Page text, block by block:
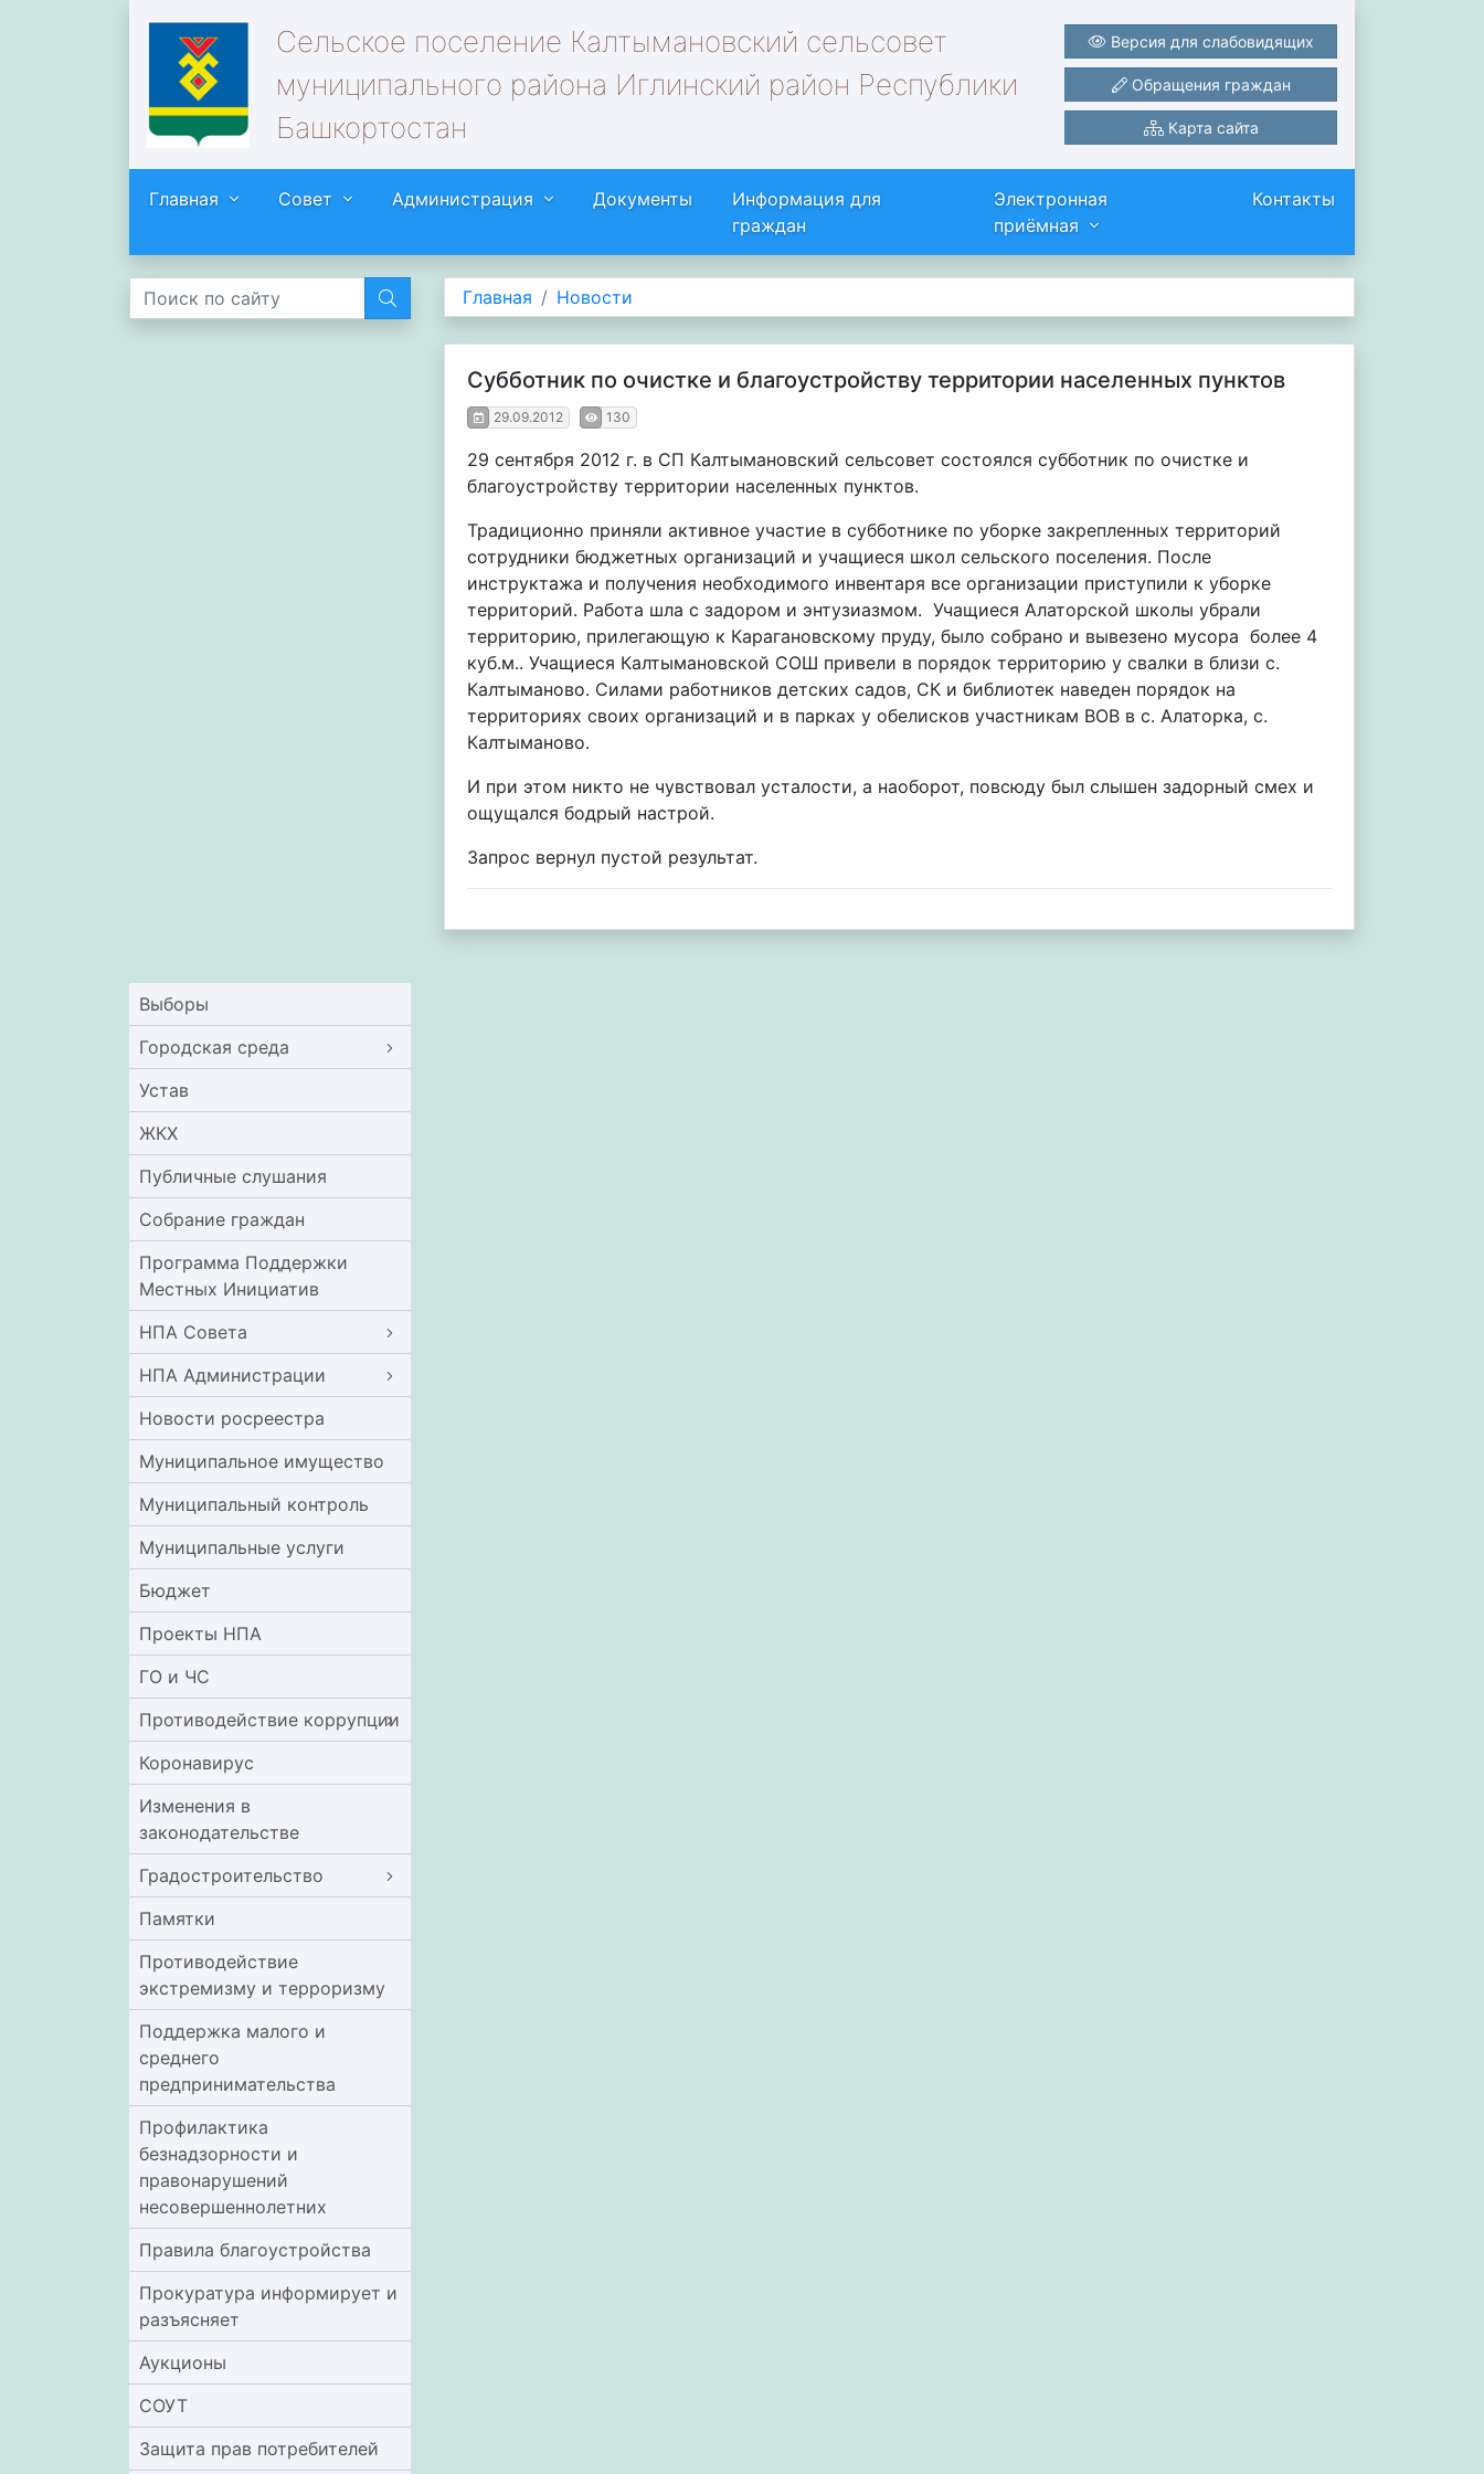
Сельское поселение Калтымановский сельсовет
муниципального района Иглинский район Республики
Башкортостан
Версия для слабовидящих
Обращения граждан
Карта сайта
Главная Совет Администрация Документы
Информация для
граждан
Электронная
приёмная
Контакты
Выборы
Городская среда
Устав
ЖКХ
Публичные слушания
Собрание граждан
Программа Поддержки
Местных Инициатив
НПА Совета
НПА Администрации
Новости росреестра
Муниципальное имущество
Муниципальный контроль
Муниципальные услуги
Бюджет
Проекты НПА
ГО и ЧС
Противодействие коррупции
Коронавирус
Изменения в
законодательстве
Градостроительство
Памятки
Противодействие
экстремизму и терроризму
Поддержка малого и
среднего
предпринимательства
Профилактика
безнадзорности и
правонарушений
несовершеннолетних
Правила благоустройства
Прокуратура информирует и
разъясняет
Аукционы
СОУТ
Защита прав потребителей
Главная Новости
Субботник по очистке и благоустройству территории населенных пунктов
29.09.2012 130
29 сентября 2012 г. в СП Калтымановский сельсовет состоялся субботник по очистке и
благоустройству территории населенных пунктов.
Традиционно приняли активное участие в субботнике по уборке закрепленных территорий
сотрудники бюджетных организаций и учащиеся школ сельского поселения. После
инструктажа и получения необходимого инвентаря все организации приступили к уборке
территорий. Работа шла с задором и энтузиазмом. Учащиеся Алаторской школы убрали
территорию, прилегающую к Карагановскому пруду, было собрано и вывезено мусора более 4
куб.м.. Учащиеся Калтымановской СОШ привели в порядок территорию у свалки в близи с.
Калтыманово. Силами работников детских садов, СК и библиотек наведен порядок на
территориях своих организаций и в парках у обелисков участникам ВОВ в с. Алаторка, с.
Калтыманово.
И при этом никто не чувствовал усталости, а наоборот, повсюду был слышен задорный смех и
ощущался бодрый настрой.
Запрос вернул пустой результат.